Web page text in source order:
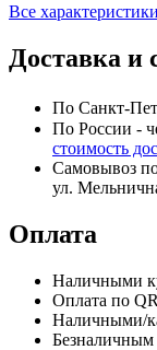
Все характеристики
Доставка и
По Санкт-
По России -
стоимость
Самовывоз
ул.
Оплата
Наличными
Оплата по
Наличными/
Безналичным